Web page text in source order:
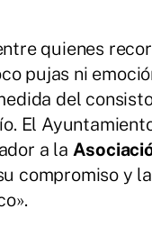
quienes
pujas ni
del
El
a la
compromiso y